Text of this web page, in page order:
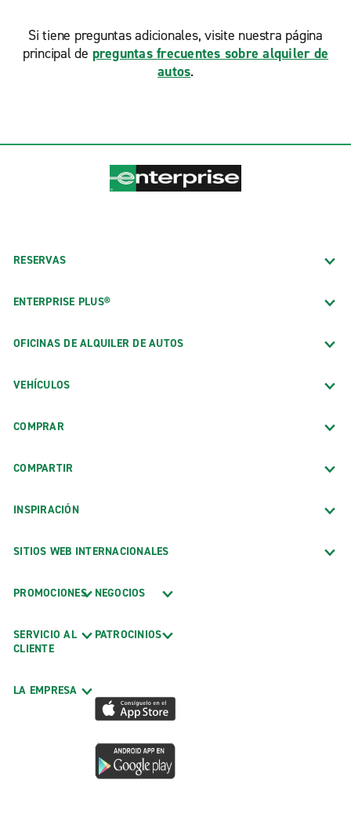
Si tiene preguntas adicionales, visite nuestra página
principal de preguntas frecuentes sobre alquiler de
autos.
RESERVAS
ENTERPRISE PLUS®
OFICINAS DE ALQUILER DE AUTOS
VEHÍCULOS
COMPRAR
COMPARTIR
INSPIRACIÓN
SITIOS WEB INTERNACIONALES
PROMOCIONES
SERVICIO AL
CLIENTE
LA EMPRESA
NEGOCIOS
PATROCINIOS